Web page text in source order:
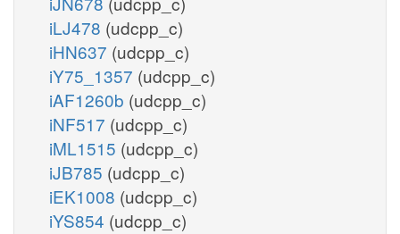
iLJ478 (udcpp_c)
iHN637 (udcpp_c)
iY75_1357 (udcpp_c)
iAF1260b (udcpp_c)
iNF517 (udcpp_c)
iML1515 (udcpp_c)
iJB785 (udcpp_c)
iEK1008 (udcpp_c)
iYS854 (udcpp_c)